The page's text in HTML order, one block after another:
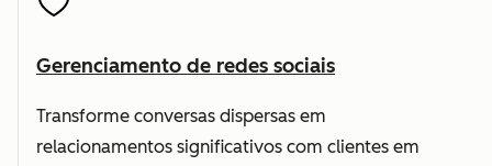
Gerenciamento de redes sociais
Transforme conversas dispersas em
relacionamentos significativos com clientes em